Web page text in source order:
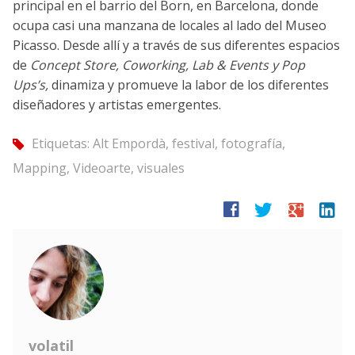
principal en el barrio del Born, en Barcelona, donde
ocupa casi una manzana de locales al lado del Museo
Picasso. Desde allí y a través de sus diferentes espacios
de Concept Store, Coworking, Lab & Events y Pop
Ups’s,dinamiza y promueve la labor de los diferentes
diseñadores y artistas emergentes.
tag Etiquetas: Alt Empordà, festival, fotografía,
Mapping, Videoarte, visuales
facebook twitter google linkedin
volatil